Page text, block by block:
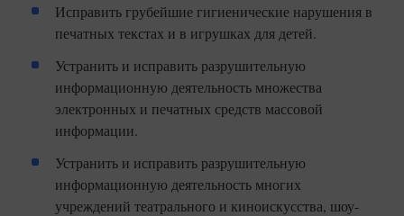
Исправить грубейшие гигиенические нарушения в
печатных текстах и в игрушках для детей.
Устранить и исправить разрушительную
информационную деятельность множества
электронных и печатных средств массовой
информации.
Устранить и исправить разрушительную
информационную деятельность многих
учреждений театрального и киноискусства, шоу-